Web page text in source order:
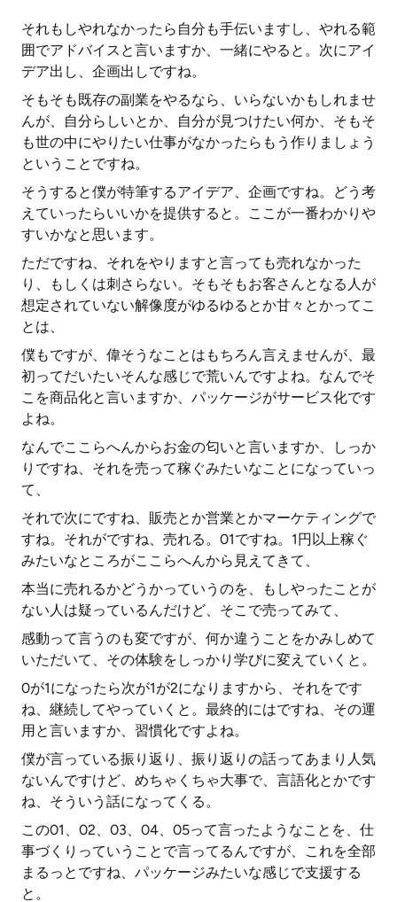
それもしやれなかったら自分も手伝いますし、やれる範
囲でアドバイスと言いますか、一緒にやると。次にアイ
デア出し、企画出しですね。
そもそも既存の副業をやるなら、いらないかもしれませ
んが、自分らしいとか、自分が見つけたい何か、そもそ
も世の中にやりたい仕事がなかったらもう作りましょう
ということですね。
そうすると僕が特筆するアイデア、企画ですね。どう考
えていったらいいかを提供すると。ここが一番わかりや
すいかなと思います。
ただですね、それをやりますと言っても売れなかった
り、もしくは刺さらない。そもそもお客さんとなる人が
想定されていない解像度がゆるゆるとか甘々とかってこ
とは、
僕もですが、偉そうなことはもちろん言えませんが、最
初ってだいたいそんな感じで荒いんですよね。なんでそ
こを商品化と言いますか、パッケージがサービス化です
よね。
なんでここらへんからお金の匂いと言いますか、しっか
りですね、それを売って稼ぐみたいなことになっていっ
て、
それで次にですね、販売とか営業とかマーケティングで
すね。それがですね、売れる。01ですね。1円以上稼ぐ
みたいなところがここらへんから見えてきて、
本当に売れるかどうかっていうのを、もしやったことが
ない人は疑っているんだけど、そこで売ってみて、
感動って言うのも変ですが、何か違うことをかみしめて
いただいて、その体験をしっかり学びに変えていくと。
0が1になったら次が1が2になりますから、それをです
ね、継続してやっていくと。最終的にはですね、その運
用と言いますか、習慣化ですよね。
僕が言っている振り返り、振り返りの話ってあまり人気
ないんですけど、めちゃくちゃ大事で、言語化とかです
ね、そういう話になってくる。
この01、02、03、04、05って言ったようなことを、仕
事づくりっていうことで言ってるんですが、これを全部
まるっとですね、パッケージみたいな感じで支援する
と。